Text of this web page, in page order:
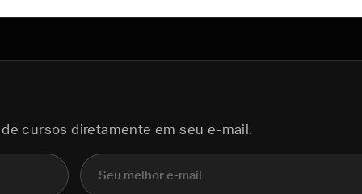
cursos diretamente em seu e-mail.
E-mail